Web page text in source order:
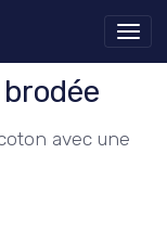
avec une